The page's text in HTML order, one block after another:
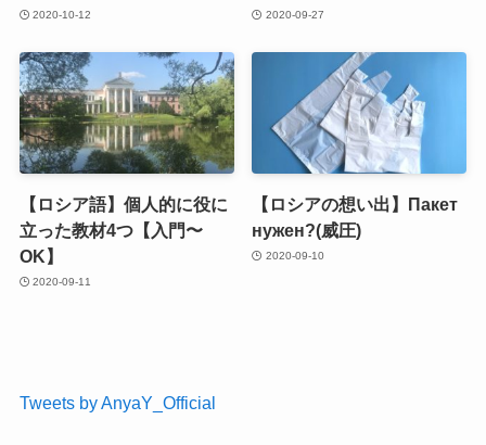
2020-10-12 2020-09-27
【ロシア語】個人的に役に
立った教材4つ【入門〜
OK】
2020-09-11
【ロシアの想い出】Пакет
нужен?(威圧)
2020-09-10
Tweets by AnyaY_Official